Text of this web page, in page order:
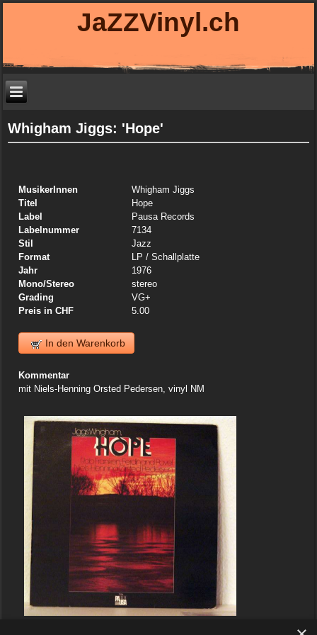
JaZZVinyl.ch
Whigham Jiggs: 'Hope'
MusikerInnen
Whigham Jiggs
Titel
Hope
Label
Pausa Records
Labelnummer
7134
Stil
Jazz
Format
LP / Schallplatte
Jahr
1976
Mono/Stereo
stereo
Grading
VG+
Preis in CHF
5.00
In den Warenkorb
Kommentar
mit Niels-Henning Orsted Pedersen, vinyl NM